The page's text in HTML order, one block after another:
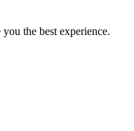
the best experience.